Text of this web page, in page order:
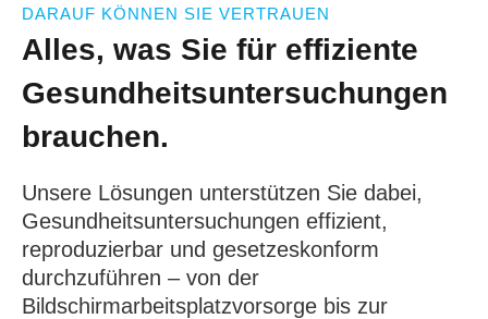
DARAUF KÖNNEN SIE VERTRAUEN
Alles, was Sie für effiziente
Gesundheitsuntersuchungen
brauchen.
Unsere Lösungen unterstützen Sie dabei,
Gesundheitsuntersuchungen effizient,
reproduzierbar und gesetzeskonform
durchzuführen – von der
Bildschirmarbeitsplatzvorsorge bis zur